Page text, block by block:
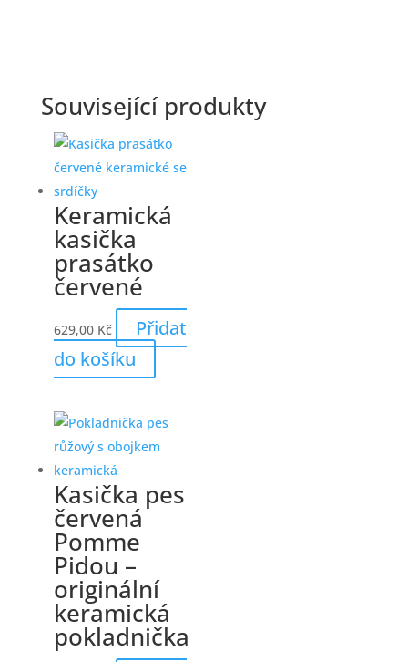
Související produkty
Keramická
kasička
prasátko
červené
629,00 Kč
Přidat
do košíku
Kasička pes
červená
Pomme
Pidou –
originální
keramická
pokladnička